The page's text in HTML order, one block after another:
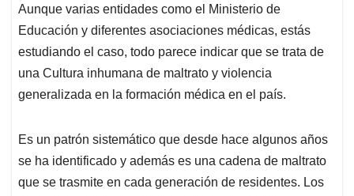
Aunque varias entidades como el Ministerio de
Educación y diferentes asociaciones médicas, estás
estudiando el caso, todo parece indicar que se trata de
una Cultura inhumana de maltrato y violencia
generalizada en la formación médica en el país.
Es un patrón sistemático que desde hace algunos años
se ha identificado y además es una cadena de maltrato
que se trasmite en cada generación de residentes. Los